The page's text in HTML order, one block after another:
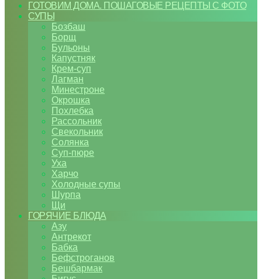
ГОТОВИМ ДОМА. ПОШАГОВЫЕ РЕЦЕПТЫ С ФОТО
СУПЫ
Бозбаш
Борщ
Бульоны
Капустняк
Крем-суп
Лагман
Минестроне
Окрошка
Похлебка
Рассольник
Свекольник
Солянка
Суп-пюре
Уха
Харчо
Холодные супы
Шурпа
Щи
ГОРЯЧИЕ БЛЮДА
Азу
Антрекот
Бабка
Бефстроганов
Бешбармак